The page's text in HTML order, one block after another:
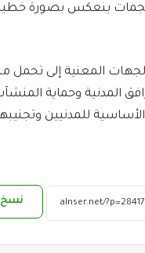
ينعكس بصورة
المعنية إلى
وحماية المنشآت
للمدنيين
نسخ